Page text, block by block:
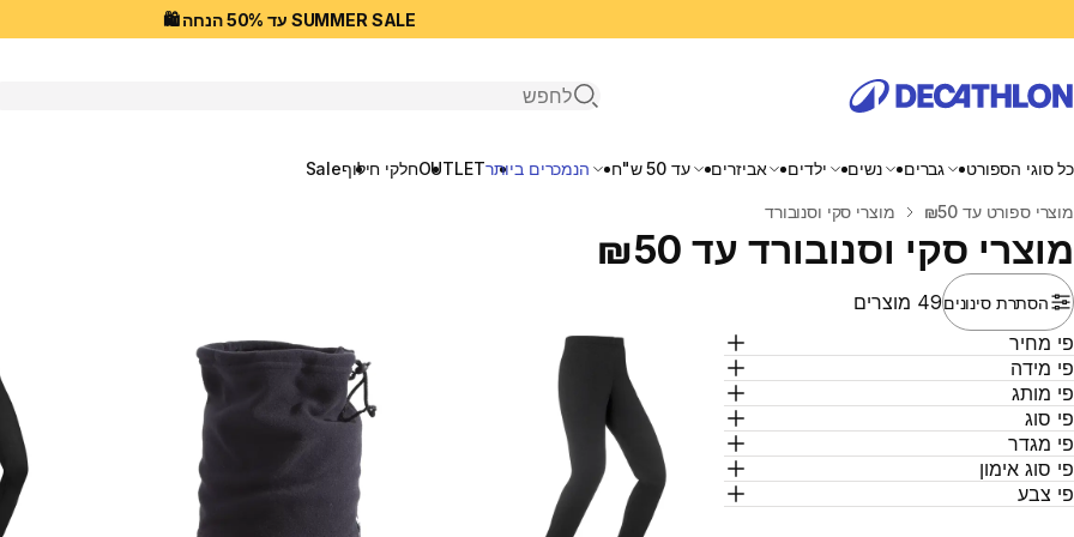
SUMMER SALE עד 50% הנחה 🛍️
פתיחת חיפוש
כל סוגי הספורט גברים נשים ילדים אביזרים עד 50 ש"ח הנמכרים ביותרOUTLETחלקי חילוףSale
בית
מוצרי ספורט עד ₪50 מוצרי סקי וסנובורד
מוצרי סקי וסנובורד עד ₪50
הסתרת סינונים49 מוצרים
מחיר
מידה
מותג
סוג
מגדר
סוג אימון
צבע